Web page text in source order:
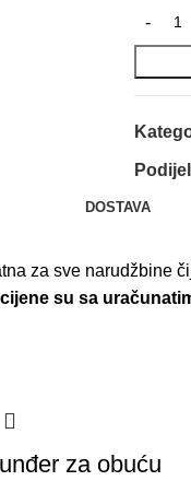
DOSTAVA
za sve narudžbine
su sa
za obuću